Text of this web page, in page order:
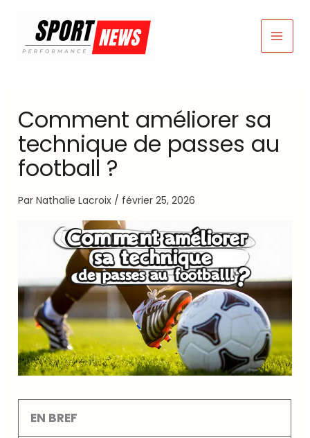
contenu
Comment améliorer sa
technique de passes au
football ?
ParNathalie Lacroix / février 25, 2026
EN BREF